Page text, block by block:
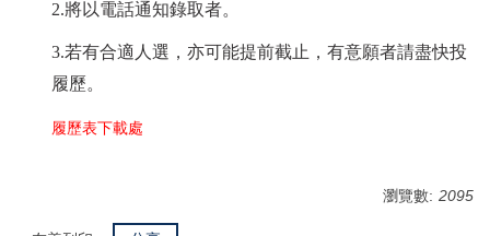
2.將以電話通知錄取者。
3.若有合適人選，亦可能提前截止，有意願者請盡快投
履歷。
履歷表下載處
瀏覽數: 2095